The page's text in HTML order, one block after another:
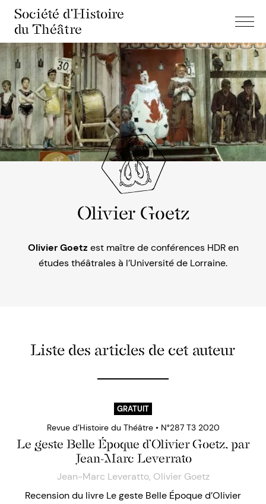
Société d'Histoire
du Théâtre
Olivier Goetz
Olivier Goetz est maître de conférences HDR en
études théâtrales à l’Université de Lorraine.
Liste des articles de cet auteur
GRATUIT
Revue d’Histoire du Théâtre • N°287 T3 2020
Le geste Belle Époque d’Olivier Goetz, par
Jean-Marc Leverrato
Jean-Marc Leveratto, Olivier Goetz
Recension du livre Le geste Belle Époque d’Olivier